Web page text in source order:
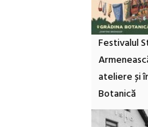
Festivalul
ateliere și
Botanică